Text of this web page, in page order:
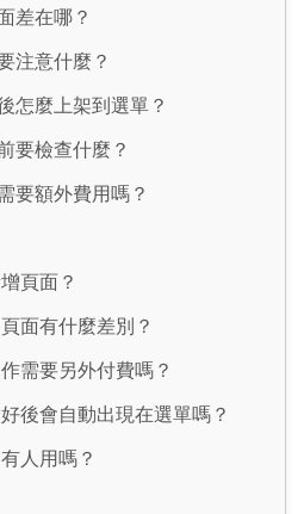
差在哪？
注意什麼？
怎麼上架到選單？
要檢查什麼？
要額外費用嗎？
頁面？
面有什麼差別？
需要另外付費嗎？
後會自動出現在選單嗎？
人用嗎？